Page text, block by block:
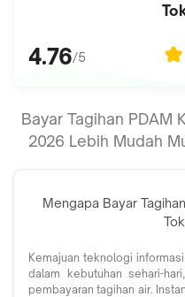
4.76/5
Bayar Tagihan PDAM
2026 Lebih Mudah
Mengapa Bayar
Kemajuan teknologi
dalam kebutuhan sehari-
pembayaran tagihan air.